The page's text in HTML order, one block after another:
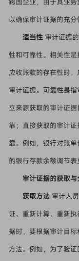
以确保审计证据的充分
适当性审计证据
性和可靠性。相关性
应收账款的存在性时
审计证据。可靠性是
立来源获取的审计证
靠；直接获取的审计
靠。例如，银行对账
的银行存款余额调节表
审计证据的获取与
获取方法审计人
证、重新计算、重新
据时，要根据审计目
方法。例如，为了验